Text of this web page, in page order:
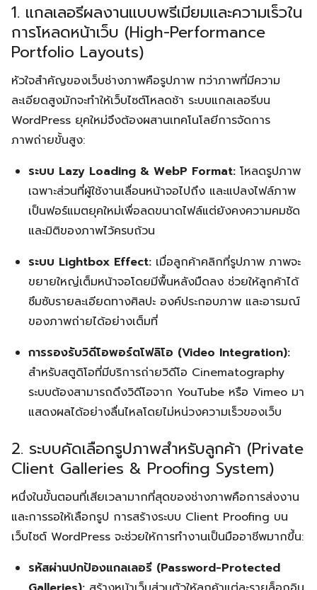
1. แกลเลอรีผลงานแบบพรีเมียมและความเร็วใน
การโหลดหน้าเว็บ (High-Performance
Portfolio Layouts)
หัวใจสำคัญของเว็บช่างภาพคือรูปภาพ ทว่าภาพที่มีความ
ละเอียดสูงมักจะทำให้เว็บไซต์โหลดช้า ระบบแกลเลอรีบน
WordPress ยุคใหม่จึงต้องผสานเทคโนโลยีการจัดการ
ภาพถ่ายขั้นสูง:
ระบบ Lazy Loading & WebP Format: โหลดรูปภาพ
เฉพาะส่วนที่ผู้ใช้งานเลื่อนหน้าจอไปถึง และแปลงไฟล์ภาพ
เป็นฟอร์แมตยุคใหม่เพื่อลดขนาดไฟล์แต่ยังคงความคมชัด
และมิติของภาพไว้ครบถ้วน
ระบบ Lightbox Effect: เมื่อลูกค้าคลิกที่รูปภาพ ภาพจะ
ขยายใหญ่เต็มหน้าจอโดยมีพื้นหลังมืดลง ช่วยให้ลูกค้าได้
ซึมซับรายละเอียดทางศิลปะ องค์ประกอบภาพ และอารมณ์
ของภาพถ่ายได้อย่างเต็มที่
การรองรับวิดีโอพอร์ตโฟลิโอ (Video Integration):
สำหรับสตูดิโอที่มีบริการถ่ายวิดีโอ Cinematography
ระบบต้องสามารถดึงวิดีโอจาก YouTube หรือ Vimeo มา
แสดงผลได้อย่างลื่นไหลโดยไม่หน่วงความเร็วของเว็บ
2. ระบบคัดเลือกรูปภาพสำหรับลูกค้า (Private
Client Galleries & Proofing System)
หนึ่งในขั้นตอนที่เสียเวลามากที่สุดของช่างภาพคือการส่งงาน
และการรอให้เลือกรูป การสร้างระบบ Client Proofing บน
เว็บไซต์ WordPress จะช่วยให้การทำงานเป็นมืออาชีพมากขึ้น:
รหัสผ่านปกป้องแกลเลอรี (Password-Protected